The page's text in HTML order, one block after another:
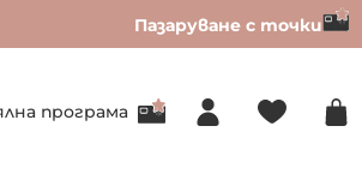
Пазаруване с точки
програма